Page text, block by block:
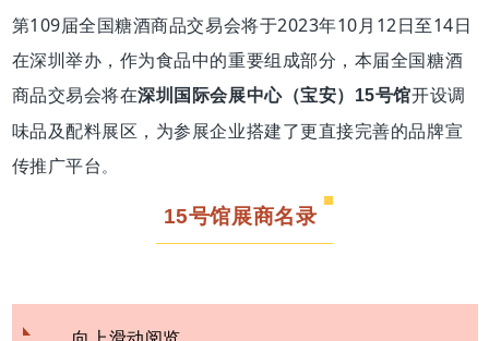
第109届全国糖酒商品交易会将于2023年10月12日至14日
在深圳举办，作为食品中的重要组成部分，本届全国糖酒
商品交易会将在深圳国际会展中心（宝安）15号馆开设调
味品及配料展区，为参展企业搭建了更直接完善的品牌宣
传推广平台 。
15号馆展商名录